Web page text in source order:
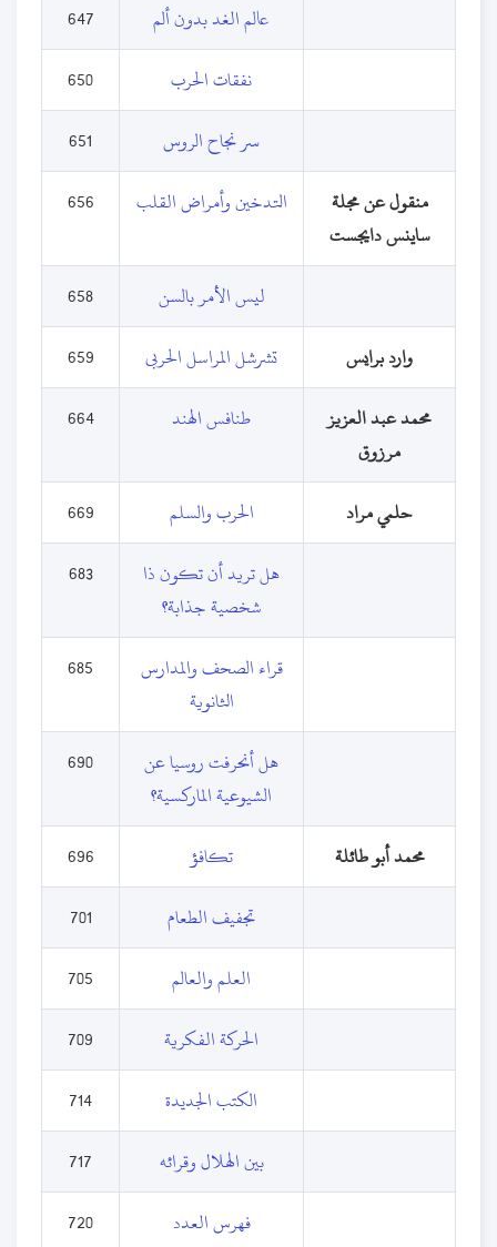
عالم الغد بدون ألم
647
نفقات الحرب
650
سر نجاح الروس
651
منقول عن مجلة
ساينس دايجست
التدخين وأمراض القلب 656
ليس الأمر بالسن
658
وارد برايس
تشرشل المراسل الحربى
659
محمد عبد العزيز
مرزوق
طنافس الهند 664
حلمي مراد الحرب والسلم
669
هل تريد أن تكون ذا
شخصية جذابة؟
683
قراء الصحف والمدارس
الثانوية
685
هل أنحرفت روسيا عن
الشيوعية الماركسية؟
690
محمد أبو طائلة تكافؤ
696
تجفيف الطعام
701
العلم والعالم
705
الحركة الفكرية
709
الكتب الجديدة
714
بين الهلال وقرائه
717
فهرس العدد
720